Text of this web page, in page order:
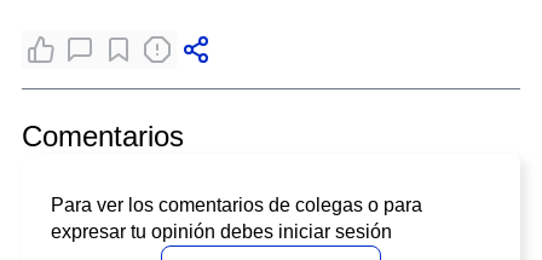
Comentarios
Para ver los comentarios de colegas o para
expresar tu opinión debes iniciar sesión